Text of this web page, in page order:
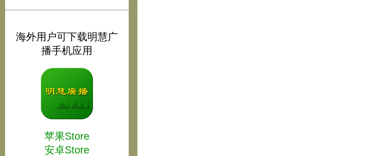
海外用户可下载明慧广
播手机应用
苹果Store
安卓Store